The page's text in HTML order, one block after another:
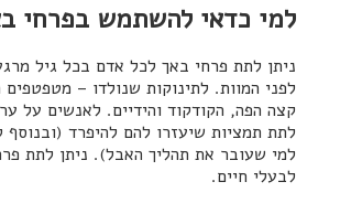
למי כדאי להשתמש בפרחי
ניתן לתת פרחי באך לכל אדם בכל גיל
לפני המוות. לתינוקות שנולדו –
קצה הפה, הקודקוד והידיים. לאנשים על
לתת תמציות שיעזרו להם להיפרד
למי שעובר את תהליך האבל). ניתן לתת
לבעלי חיים.